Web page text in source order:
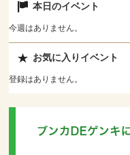
本日のイベント
今週はありません。
お気に入りイベント
登録はありません。